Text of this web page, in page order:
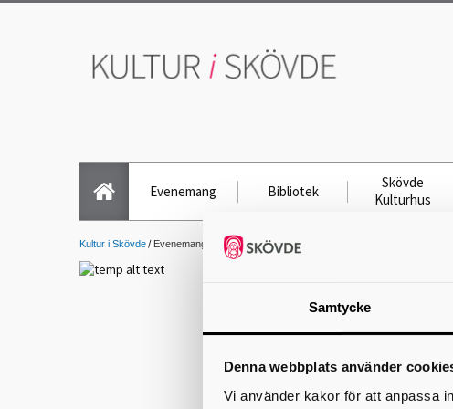
Samtycke
Denna webbplats använder
Vi använder kakor för att anpassa
Evenemang Bibliotek
Skövde
Kulturhus
Kultur i Skövde Evenemang info
Skövde
Siluetter - Carl-
En makalös kväll med